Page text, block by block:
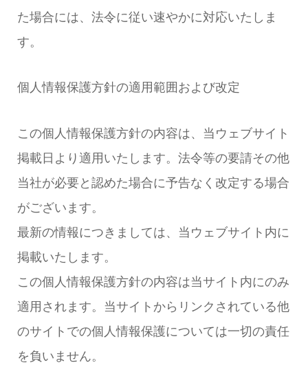
た場合には、法令に従い速やかに対応いたしま
す。
個人情報保護方針の適用範囲および改定
この個人情報保護方針の内容は、当ウェブサイト
掲載日より適用いたします。法令等の要請その他
当社が必要と認めた場合に予告なく改定する場合
がございます。
最新の情報につきましては、当ウェブサイト内に
掲載いたします。
この個人情報保護方針の内容は当サイト内にのみ
適用されます。当サイトからリンクされている他
のサイトでの個人情報保護については一切の責任
を負いません。